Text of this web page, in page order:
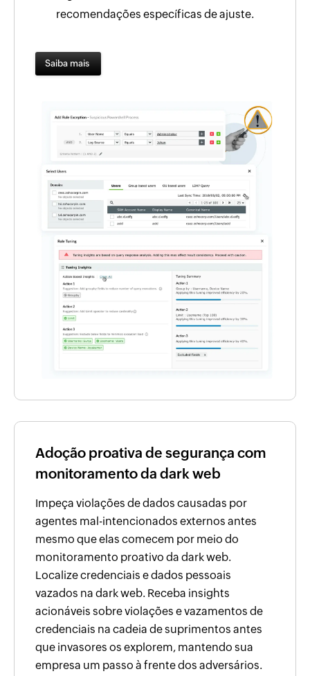
recomendações específicas de ajuste.
Saiba mais
Adoção proativa de segurança com
monitoramento da dark web
Impeça violações de dados causadas por
agentes mal-intencionados externos antes
mesmo que elas comecem por meio do
monitoramento proativo da dark web.
Localize credenciais e dados pessoais
vazados na dark web. Receba insights
acionáveis sobre violações e vazamentos de
credenciais na cadeia de suprimentos antes
que invasores os explorem, mantendo sua
empresa um passo à frente dos adversários.